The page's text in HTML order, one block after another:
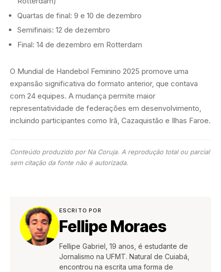
Quartas de final: 9 e 10 de dezembro
Semifinais: 12 de dezembro
Final: 14 de dezembro em Rotterdam
O Mundial de Handebol Feminino 2025 promove uma
expansão significativa do formato anterior, que contava
com 24 equipes. A mudança permite maior
representatividade de federações em desenvolvimento,
incluindo participantes como Irã, Cazaquistão e Ilhas Faroe.
Conteúdo produzido por Na Coruja. A reprodução total ou parcial
sem citação da fonte não é autorizada.
ESCRITO POR
Fellipe Moraes
Fellipe Gabriel, 19 anos, é estudante de
Jornalismo na UFMT. Natural de Cuiabá,
encontrou na escrita uma forma de